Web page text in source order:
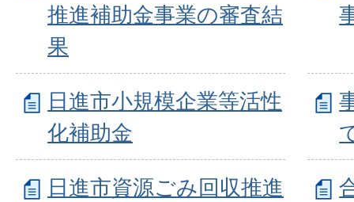
推進補助金事業の審査結
果
日進市小規模企業等活性
化補助金
日進市資源ごみ回収推進